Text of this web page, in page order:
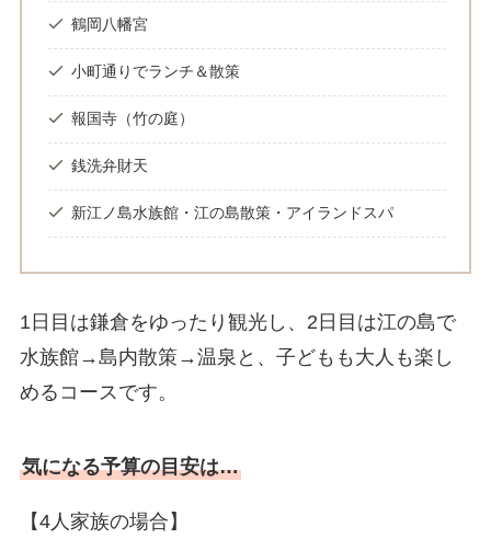
鶴岡八幡宮
小町通りでランチ＆散策
報国寺（竹の庭）
銭洗弁財天
新江ノ島水族館・江の島散策・アイランドスパ
1日目は鎌倉をゆったり観光し、2日目は江の島で
水族館→島内散策→温泉と、子どもも大人も楽し
めるコースです。
気になる予算の目安は…
【4人家族の場合】